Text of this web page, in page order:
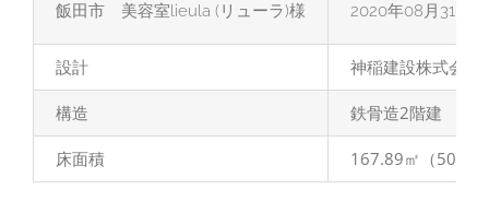
飯田市 美容室lieula (リューラ)様 2020年08月31日
設計 神稲建設株式会社
構造 鉄骨造2階建
床面積 167.89㎡（50.6